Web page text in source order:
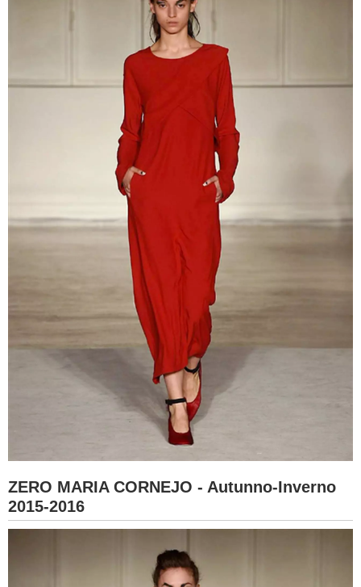
ZERO MARIA CORNEJO - Autunno-Inverno
2015-2016